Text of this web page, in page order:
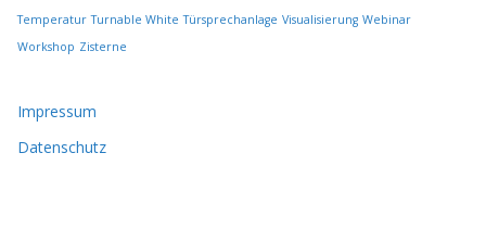
Temperatur Turnable White Türsprechanlage Visualisierung Webinar
Workshop Zisterne
Impressum
Datenschutz